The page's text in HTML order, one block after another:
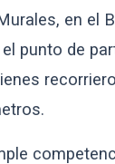
en el
punto de